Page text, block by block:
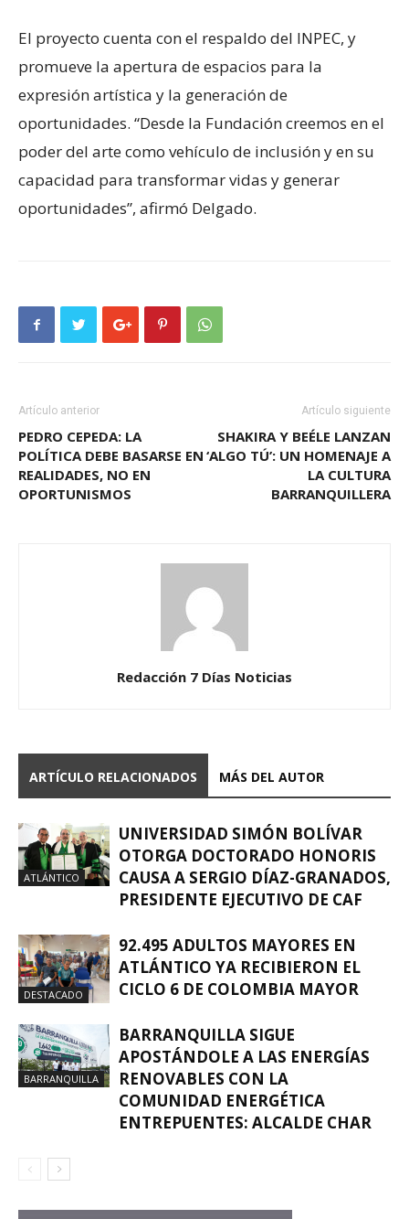
El proyecto cuenta con el respaldo del INPEC, y
promueve la apertura de espacios para la
expresión artística y la generación de
oportunidades. “Desde la Fundación creemos en el
poder del arte como vehículo de inclusión y en su
capacidad para transformar vidas y generar
oportunidades”, afirmó Delgado.
Artículo anterior
PEDRO CEPEDA: LA
POLÍTICA DEBE BASARSE EN
REALIDADES, NO EN
OPORTUNISMOS
Artículo siguiente
SHAKIRA Y BEÉLE LANZAN
‘ALGO TÚ’: UN HOMENAJE A
LA CULTURA
BARRANQUILLERA
Redacción 7 Días Noticias
ARTÍCULO RELACIONADOS MÁS DEL AUTOR
ATLÁNTICO
UNIVERSIDAD SIMÓN BOLÍVAR
OTORGA DOCTORADO HONORIS
CAUSA A SERGIO DÍAZ-GRANADOS,
PRESIDENTE EJECUTIVO DE CAF
DESTACADO
92.495 ADULTOS MAYORES EN
ATLÁNTICO YA RECIBIERON EL
CICLO 6 DE COLOMBIA MAYOR
BARRANQUILLA
BARRANQUILLA SIGUE
APOSTÁNDOLE A LAS ENERGÍAS
RENOVABLES CON LA
COMUNIDAD ENERGÉTICA
ENTREPUENTES: ALCALDE CHAR